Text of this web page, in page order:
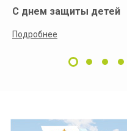
С днем защиты детей
Подробнее